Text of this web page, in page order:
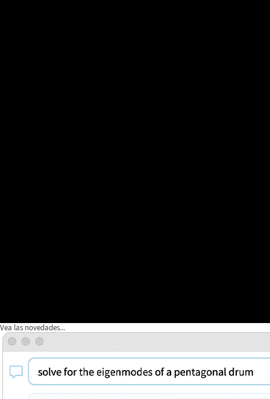
Vea las novedades...